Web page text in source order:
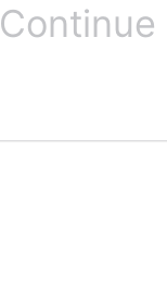
Continue